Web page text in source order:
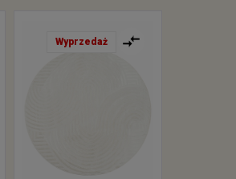
Wyprzedaż